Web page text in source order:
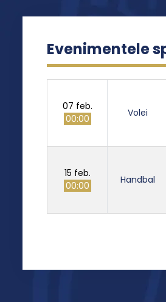
Evenimentele
07 feb.
00:00
Volei
15 feb.
00:00
Handbal